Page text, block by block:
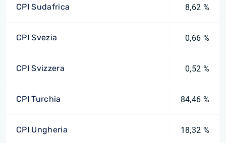
CPI Sudafrica 8,62 %
CPI Svezia 0,66 %
CPI Svizzera 0,52 %
CPI Turchia 84,46 %
CPI Ungheria 18,32 %